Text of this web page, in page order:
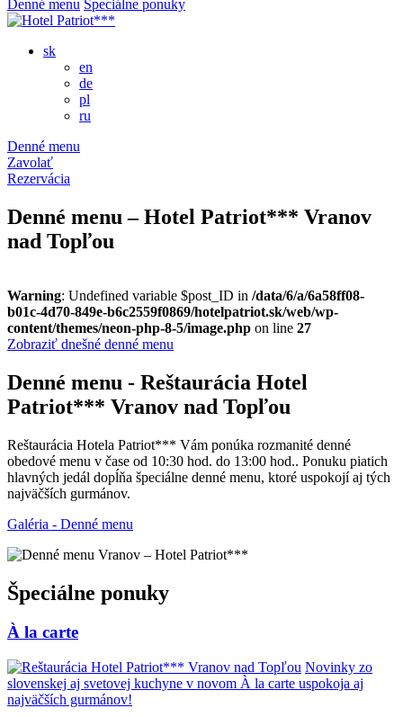
Denné menu Špeciálne ponuky
sk
en
de
pl
ru
Denné menu
Zavolať
Rezervácia
Denné menu – Hotel Patriot*** Vranov
nad Topľou
Warning: Undefined variable $post_ID in /data/6/a/6a58ff08-
b01c-4d70-849e-b6c2559f0869/hotelpatriot.sk/web/wp-
content/themes/neon-php-8-5/image.php on line 27
Zobraziť dnešné denné menu
Denné menu - Reštaurácia Hotel
Patriot*** Vranov nad Topľou
Reštaurácia Hotela Patriot*** Vám ponúka rozmanité denné
obedové menu v čase od 10:30 hod. do 13:00 hod.. Ponuku piatich
hlavných jedál dopĺňa špeciálne denné menu, ktoré uspokojí aj tých
najväčších gurmánov.
Galéria - Denné menu
Špeciálne ponuky
À la carte
Novinky zo
slovenskej aj svetovej kuchyne v novom À la carte uspokoja aj
najväčších gurmánov!